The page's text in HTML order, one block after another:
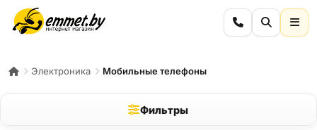
Электроника Мобильные телефоны
Фильтры